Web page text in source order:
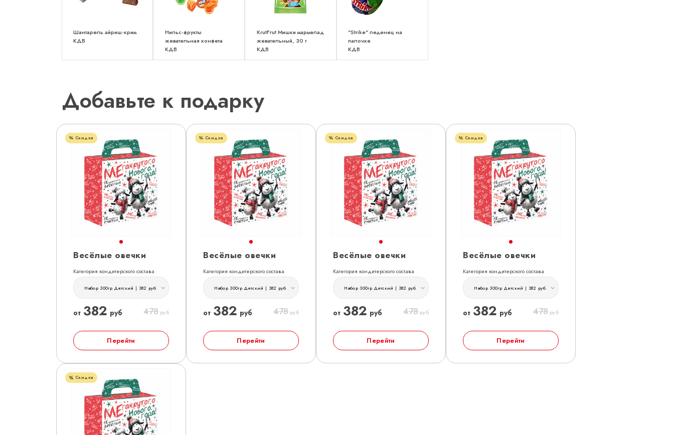
Шантарель айриш-крим
КДВ
Нильс-фрукты
жевательная конфета
КДВ
KrutFrut Мишки мармелад
жевательный, 30 г
КДВ
"Strike" леденец на
палочке
КДВ
Добавьте к подарку
Скидка
Весёлые овечки
Категория кондитерского состава
Набор 300гр Детский | 382 руб
от 382 руб 478 руб
Перейти
Скидка
Весёлые овечки
Категория кондитерского состава
Набор 300гр Детский | 382 руб
от 382 руб 478 руб
Перейти
Скидка
Весёлые овечки
Категория кондитерского состава
Набор 300гр Детский | 382 руб
от 382 руб 478 руб
Перейти
Скидка
Весёлые овечки
Категория кондитерского состава
Набор 300гр Детский | 382 руб
от 382 руб 478 руб
Перейти
Скидка